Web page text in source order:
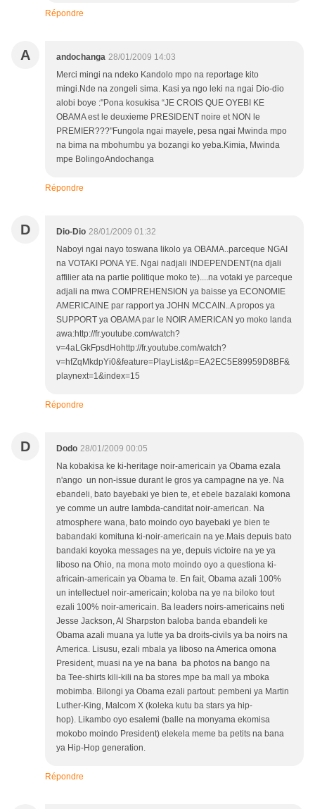
Répondre
A andochanga 28/01/2009 14:03
Merci mingi na ndeko Kandolo mpo na reportage kito
mingi.Nde na zongeli sima. Kasi ya ngo leki na ngai Dio-dio
alobi boye :"Pona kosukisa “JE CROIS QUE OYEBI KE
OBAMA est le deuxieme PRESIDENT noire et NON le
PREMIER???"Fungola ngai mayele, pesa ngai Mwinda mpo
na bima na mbohumbu ya bozangi ko yeba.Kimia, Mwinda
mpe BolingoAndochanga
Répondre
D Dio-Dio 28/01/2009 01:32
Naboyi ngai nayo toswana likolo ya OBAMA..parceque NGAI
na VOTAKI PONA YE. Ngai nadjali INDEPENDENT(na djali
affilier ata na partie politique moko te)....na votaki ye parceque
adjali na mwa COMPREHENSION ya baisse ya ECONOMIE
AMERICAINE par rapport ya JOHN MCCAIN..A propos ya
SUPPORT ya OBAMA par le NOIR AMERICAN yo moko landa
awa:http://fr.youtube.com/watch?
v=4aLGkFpsdHohttp://fr.youtube.com/watch?
v=hfZqMkdpYi0&feature=PlayList&p=EA2EC5E89959D8BF&
playnext=1&index=15
Répondre
D Dodo 28/01/2009 00:05
Na kobakisa ke ki-heritage noir-americain ya Obama ezala
n'ango un non-issue durant le gros ya campagne na ye. Na
ebandeli, bato bayebaki ye bien te, et ebele bazalaki komona
ye comme un autre lambda-canditat noir-american. Na
atmosphere wana, bato moindo oyo bayebaki ye bien te
babandaki komituna ki-noir-americain na ye.Mais depuis bato
bandaki koyoka messages na ye, depuis victoire na ye ya
liboso na Ohio, na mona moto moindo oyo a questiona ki-
africain-americain ya Obama te. En fait, Obama azali 100%
un intellectuel noir-americain; koloba na ye na biloko tout
ezali 100% noir-americain. Ba leaders noirs-americains neti
Jesse Jackson, Al Sharpston baloba banda ebandeli ke
Obama azali muana ya lutte ya ba droits-civils ya ba noirs na
America. Lisusu, ezali mbala ya liboso na America omona
President, muasi na ye na bana ba photos na bango na
ba Tee-shirts kili-kili na ba stores mpe ba mall ya mboka
mobimba. Bilongi ya Obama ezali partout: pembeni ya Martin
Luther-King, Malcom X (koleka kutu ba stars ya hip-
hop). Likambo oyo esalemi (balle na monyama ekomisa
mokobo moindo President) elekela meme ba petits na bana
ya Hip-Hop generation.
Répondre